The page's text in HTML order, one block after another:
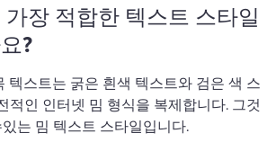
장 적합한 텍스트 스타일
?
텍스트는 굵은 흰색 텍스트와 검은 색 스
적인 인터넷 밈 형식을 복제합니다. 그것
는 밈 텍스트 스타일입니다.